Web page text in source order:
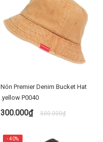
Nón Premier Denim Bucket Hat
.yellow P0040
300.000₫ 500.000₫
- 40%